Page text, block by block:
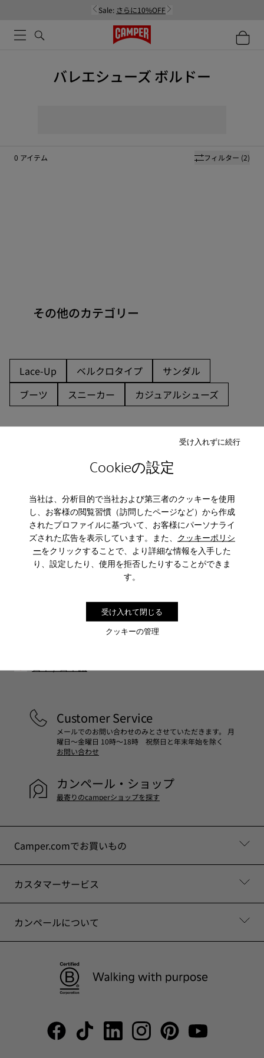
Cookieの設定
当社は、分析目的で当社および第三者のクッキーを使用
し、お客様の閲覧習慣（訪問したページなど）から作成
されたプロファイルに基づいて、お客様にパーソナライ
ズされた広告を表示しています。また、 クッキーポリシ
ーをクリックすることで、より詳細な情報を入手した
り、設定したり、使用を拒否したりすることができま
す。
クッキーの管理
受け入れずに続行
受け入れて閉じる
Sale: さらに10%OFF
バレエシューズ ボルドー
フィルター (2)
0 アイテム
その他のカテゴリー
Lace-Up ベルクロタイプ
サンダル
ブーツ
スニーカー カジュアルシューズ
Sale: さらに10%OFF
コミュニティに参加すると、割引、早期アクセス、イベント招待
など、会員限定特典をお楽しみいただけます。
Camper.comでお買いもの
カスタマーサービス
カンペールについて
Customer Service
メールでのお問い合わせのみとさせていただきます。 月
曜日～金曜日 10時～18時 祝祭日と年末年始を除く
お問い合わせ
カンペール・ショップ
最寄りのcamperショップを探す
日本/日本語